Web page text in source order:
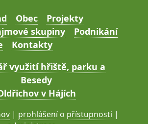
Obec
Projekty
skupiny
Podnikání
Kontakty
využití hřiště, parku a
Besedy
v Hájích
| prohlášení o přístupnosti |